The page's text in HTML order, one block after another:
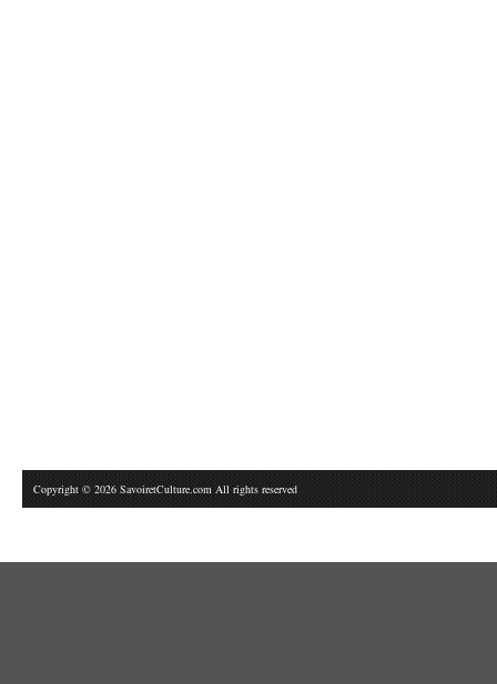
Copyright © 2026 SavoiretCulture.com All rights reserved